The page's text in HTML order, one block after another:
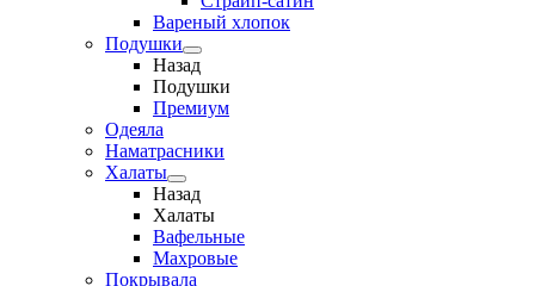
Вареный хлопок
Подушки
Назад
Подушки
Премиум
Одеяла
Наматрасники
Халаты
Назад
Халаты
Вафельные
Махровые
Покрывала